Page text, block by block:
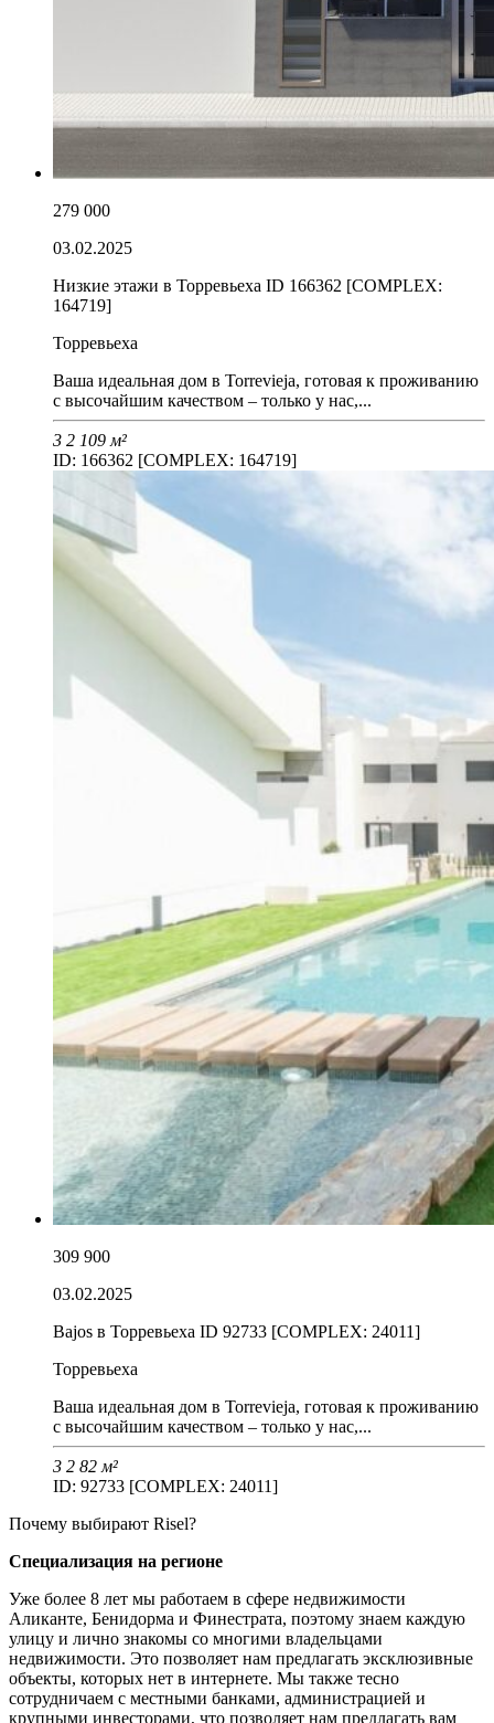
279 000
03.02.2025
Низкие этажи в Торревьеха ID 166362 [COMPLEX:
164719]
Торревьеха
Ваша идеальная дом в Torrevieja, готовая к проживанию
с высочайшим качеством – только у нас,...
3 2 109 м²
ID: 166362 [COMPLEX: 164719]
309 900
03.02.2025
Bajos в Торревьеха ID 92733 [COMPLEX: 24011]
Торревьеха
Ваша идеальная дом в Torrevieja, готовая к проживанию
с высочайшим качеством – только у нас,...
3 2 82 м²
ID: 92733 [COMPLEX: 24011]
Почему выбирают Risel?
Специализация на регионе
Уже более 8 лет мы работаем в сфере недвижимости
Аликанте, Бенидорма и Финестрата, поэтому знаем каждую
улицу и лично знакомы со многими владельцами
недвижимости. Это позволяет нам предлагать эксклюзивные
объекты, которых нет в интернете. Мы также тесно
сотрудничаем с местными банками, администрацией и
крупными инвесторами, что позволяет нам предлагать вам